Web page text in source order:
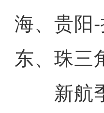
海、贵阳
东、珠三
新航季